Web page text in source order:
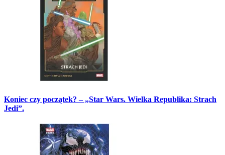
Koniec czy początek? – „Star Wars. Wielka Republika: Strach
Jedi”.